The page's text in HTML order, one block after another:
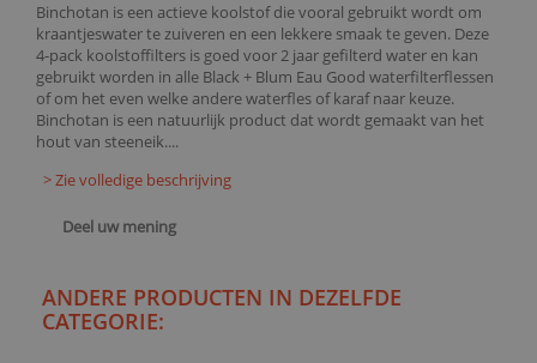
Binchotan is een actieve koolstof die vooral gebruikt wordt om
kraantjeswater te zuiveren en een lekkere smaak te geven. Deze
4-pack koolstoffilters is goed voor 2 jaar gefilterd water en kan
gebruikt worden in alle Black + Blum Eau Good waterfilterflessen
of om het even welke andere waterfles of karaf naar keuze.
Binchotan is een natuurlijk product dat wordt gemaakt van het
hout van steeneik....
> Zie volledige beschrijving
Deel uw mening
ANDERE PRODUCTEN IN DEZELFDE
CATEGORIE: